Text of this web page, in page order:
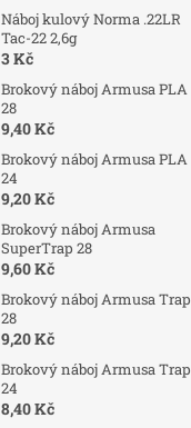
Náboj kulový Norma .22LR
Tac-22 2,6g
3 Kč
Brokový náboj Armusa PLA
28
9,40 Kč
Brokový náboj Armusa PLA
24
9,20 Kč
Brokový náboj Armusa
SuperTrap 28
9,60 Kč
Brokový náboj Armusa Trap
28
9,20 Kč
Brokový náboj Armusa Trap
24
8,40 Kč